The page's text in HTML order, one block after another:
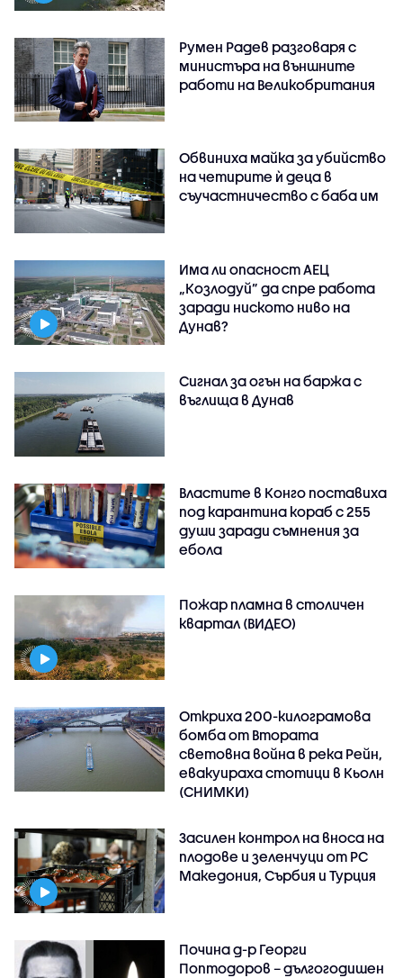
Румен Радев разговаря с
министъра на външните
работи на Великобритания
Обвиниха майка за убийство
на четирите ѝ деца в
съучастничество с баба им
Има ли опасност АЕЦ
„Козлодуй” да спре работа
заради ниското ниво на
Дунав?
Сигнал за огън на баржа с
въглища в Дунав
Властите в Конго поставиха
под карантина кораб с 255
души заради съмнения за
ебола
Пожар пламна в столичен
квартал (ВИДЕО)
Откриха 200-килограмова
бомба от Втората
световна война в река Рейн,
евакуираха стотици в Кьолн
(СНИМКИ)
Засилен контрол на вноса на
плодове и зеленчуци от РС
Македония, Сърбия и Турция
Почина д-р Георги
Поптодоров – дългогодишен